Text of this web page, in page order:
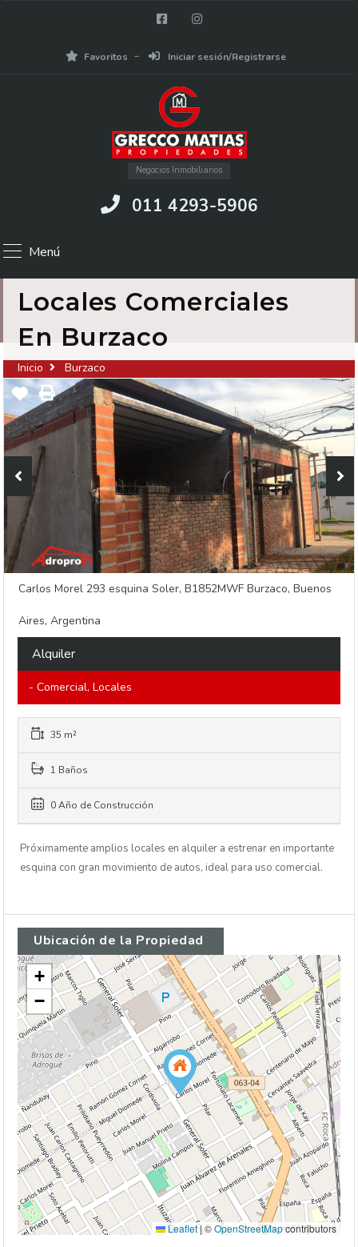
Favoritos Iniciar sesión/Registrarse
Negocios Inmobiliarios
011 4293-5906
Menú
Locales Comerciales
En Burzaco
Inicio Burzaco
Carlos Morel 293 esquina Soler, B1852MWF Burzaco, Buenos
Aires, Argentina
Alquiler
- Comercial, Locales
35 m²
1 Baños
0 Año de Construcción
Próximamente amplios locales en alquiler a estrenar en importante
esquina con gran movimiento de autos, ideal para uso comercial.
Ubicación de la Propiedad
+
−
Leaflet|©OpenStreetMapcontributors